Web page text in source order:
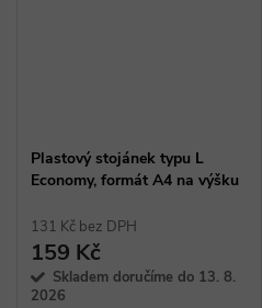
Plastový stojánek typu L
Economy, formát A4 na výšku
131 Kč bez DPH
159 Kč
Skladem doručíme do 13. 8.
2026